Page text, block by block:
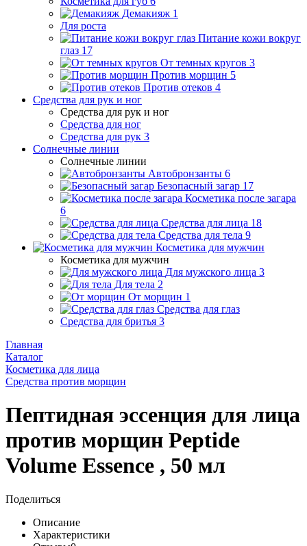
Демакияж 1
Для роста
Питание кожи вокруг
глаз 17
От темных кругов 3
Против морщин 5
Против отеков 4
Средства для рук и ног
Средства для рук и ног
Средства для ног
Средства для рук 3
Солнечные линии
Солнечные линии
Автобронзанты 6
Безопасный загар 17
Косметика после загара
6
Средства для лица 18
Средства для тела 9
Косметика для мужчин
Косметика для мужчин
Для мужского лица 3
Для тела 2
От морщин 1
Средства для глаз
Средства для бритья 3
Главная
Каталог
Косметика для лица
Средства против морщин
Пептидная эссенция для лица
против морщин Peptide
Volume Essence , 50 мл
Поделиться
Описание
Характеристики